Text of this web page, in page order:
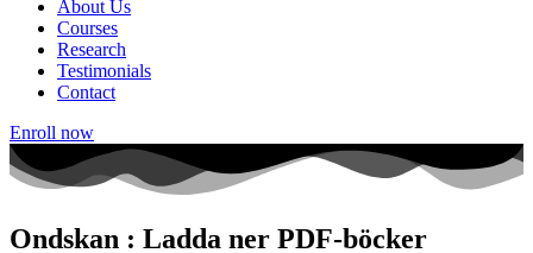
About Us
Courses
Research
Testimonials
Contact
Enroll now
Ondskan : Ladda ner PDF-böcker